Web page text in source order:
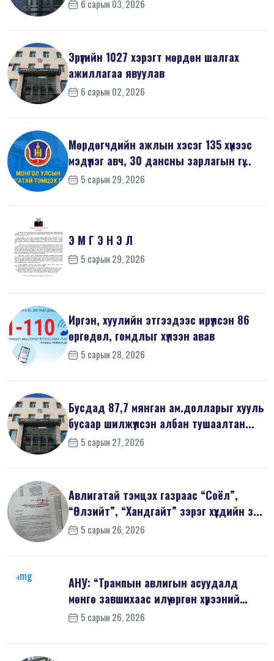
6 сарын 03, 2026
Эрүүгийн 1027 хэрэгт мөрдөн шалгах
ажиллагаа явуулав
6 сарын 02, 2026
Мөрдөгчдийн ажлын хэсэг 135 хүнээс
мэдүүлэг авч, 30 дансны зарлагын гү...
5 сарын 29, 2026
Э М Г Э Н Э Л
5 сарын 29, 2026
Иргэн, хуулийн этгээдээс ирүүлсэн 86
өргөдөл, гомдлыг хүлээн авав
5 сарын 28, 2026
Бусдад 87,7 мянган ам.долларыг хууль
бусаар шилжүүлсэн албан тушаалтан...
5 сарын 27, 2026
Авлигатай тэмцэх газраас “Соёл”,
“Өлзийт”, “Хандгайт” зэрэг хүүхдийн з...
5 сарын 26, 2026
АНУ: “Трампын авлигын асуудалд
мөнгө завшихаас илүү өргөн хүрээний
шин...
5 сарын 26, 2026